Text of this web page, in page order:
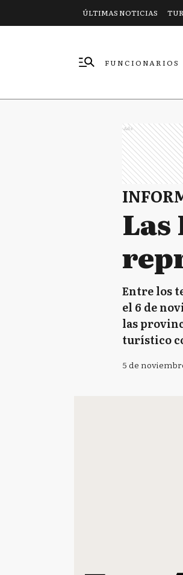
ÚLTIMAS NOTICIAS
FUNCIONARIOS
Ads
Entre los
el 6 de
las
turístico
5 de